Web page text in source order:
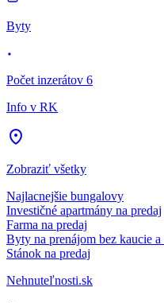
Byty
Počet inzerátov 6
Info v RK
Zobraziť všetky
Najlacnejšie bungalovy
Investičné apartmány na predaj
Farma na predaj
Byty na prenájom bez kaucie a
Stánok na predaj
Nehnuteľnosti.sk